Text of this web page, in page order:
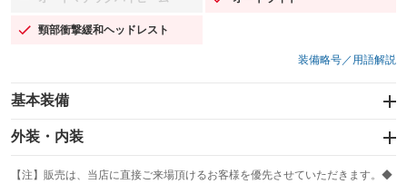
：装備なし ：装備あり
頸部衝撃緩和ヘッドレスト
：装備あり
装備略号／用語解説
基本装備
エアバッグ：運転席/助手席
：装備あり
：装備あり
外装・内装
カーナビ：メモリーナビ他
：装備あり
【注】販売は、当店に直接ご来場頂けるお客様を優先させていただきます。◆